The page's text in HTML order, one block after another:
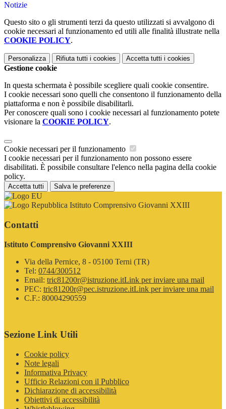
Notizie
Questo sito o gli strumenti terzi da questo utilizzati si avvalgono di
cookie necessari al funzionamento ed utili alle finalità illustrate nella
COOKIE POLICY.
Personalizza Rifiuta tutti i cookies Accetta tutti i cookies
Gestione cookie
In questa schermata è possibile scegliere quali cookie consentire.
I cookie necessari sono quelli che consentono il funzionamento della
piattaforma e non è possibile disabilitarli.
Per conoscere quali sono i cookie necessari al funzionamento potete
visionare la COOKIE POLICY.
Cookie necessari per il funzionamento
I cookie necessari per il funzionamento non possono essere
disabilitati. È possibile consultare l'elenco nella pagina della cookie
policy.
Accetta tutti Salva le preferenze
Istituto Comprensivo Giovanni XXIII
Contatti
Istituto Comprensivo Giovanni XXIII
Via della Pernice, 8 - 05100 Terni (TR)
Tel: 0744/300512
Email: tric81200r@istruzione.itLink per inviare una mail
PEC: tric81200r@pec.istruzione.itLink per inviare una mail
C.F.: 80004290559
Sezione Link Utili
Cookie policy
Note legali
Informativa Privacy
Ufficio Relazioni con il Pubblico
Dichiarazione di accessibilità
Obiettivi di accessibilità